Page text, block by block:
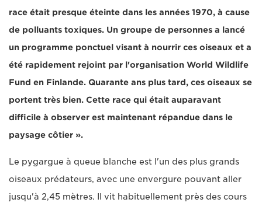
race était presque éteinte dans les années 1970, à cause
de polluants toxiques. Un groupe de personnes a lancé
un programme ponctuel visant à nourrir ces oiseaux et a
été rapidement rejoint par l'organisation World Wildlife
Fund en Finlande. Quarante ans plus tard, ces oiseaux se
portent très bien. Cette race qui était auparavant
difficile à observer est maintenant répandue dans le
paysage côtier ».
Le pygargue à queue blanche est l'un des plus grands
oiseaux prédateurs, avec une envergure pouvant aller
jusqu'à 2,45 mètres. Il vit habituellement près des cours